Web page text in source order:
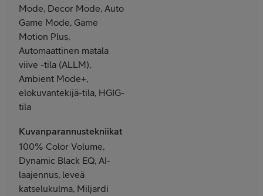
Mode, Decor Mode, Auto
Game Mode, Game
Motion Plus,
Automaattinen matala
viive -tila (ALLM),
Ambient Mode+,
elokuvantekijä-tila, HGIG-
tila
Kuvanparannustekniikat
100% Color Volume,
Dynamic Black EQ, AI-
laajennus, leveä
katselukulma, Miljardi